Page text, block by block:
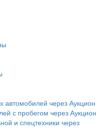
автомобилей через Аукцион
с пробегом через Аукцион
и спецтехники через